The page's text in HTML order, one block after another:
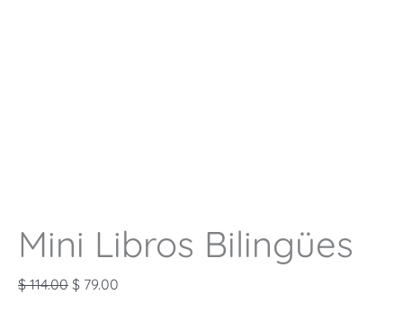
Mini Libros Bilingües
$114.00 $ 79.00